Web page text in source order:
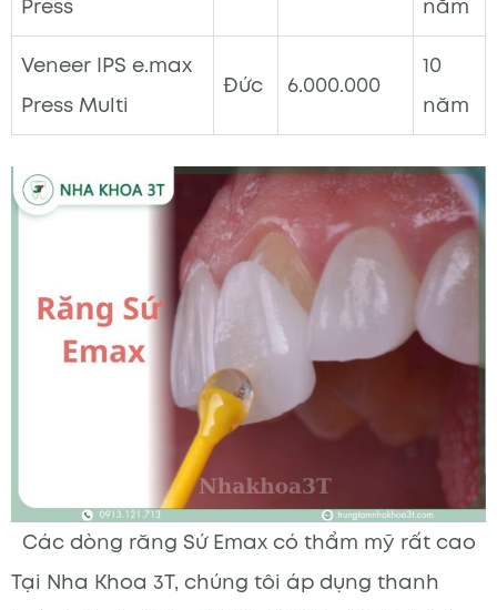
Press
năm
Veneer IPS e.max
Press Multi
Đức 6.000.000
10
năm
Các dòng răng Sứ Emax có thẩm mỹ rất cao
Tại Nha Khoa 3T, chúng tôi áp dụng thanh